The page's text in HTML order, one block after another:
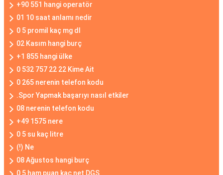
+90 551 hangi operatör
01 10 saat anlamı nedir
0 5 promil kaç mg dl
02 Kasım hangi burç
+1 855 hangi ülke
0 532 757 22 22 Kime Ait
0 265 nerenin telefon kodu
.Spor Yapmak başarıyı nasıl etkiler
08 nerenin telefon kodu
+49 1575 nere
0 5 su kaç litre
(!) Ne
08 Ağustos hangi burç
0 5 ham puan kaç net DGS